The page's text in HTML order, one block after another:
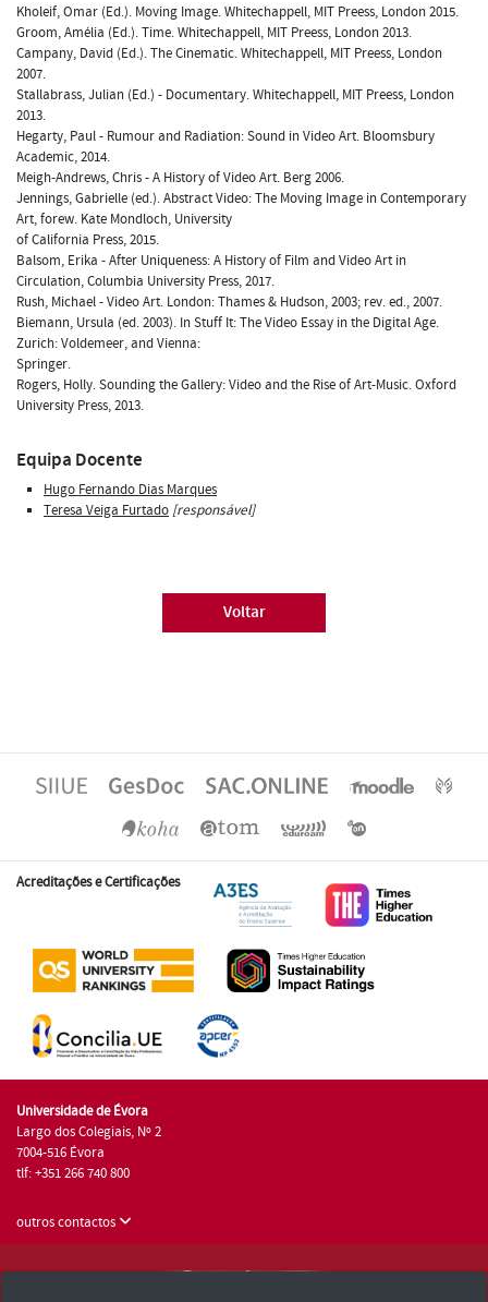
Kholeif, Omar (Ed.). Moving Image. Whitechappell, MIT Preess, London 2015.
Groom, Amélia (Ed.). Time. Whitechappell, MIT Preess, London 2013.
Campany, David (Ed.). The Cinematic. Whitechappell, MIT Preess, London
2007.
Stallabrass, Julian (Ed.) - Documentary. Whitechappell, MIT Preess, London
2013.
Hegarty, Paul - Rumour and Radiation: Sound in Video Art. Bloomsbury
Academic, 2014.
Meigh-Andrews, Chris - A History of Video Art. Berg 2006.
Jennings, Gabrielle (ed.). Abstract Video: The Moving Image in Contemporary
Art, forew. Kate Mondloch, University
of California Press, 2015.
Balsom, Erika - After Uniqueness: A History of Film and Video Art in
Circulation, Columbia University Press, 2017.
Rush, Michael - Video Art. London: Thames & Hudson, 2003; rev. ed., 2007.
Biemann, Ursula (ed. 2003). In Stuff It: The Video Essay in the Digital Age.
Zurich: Voldemeer, and Vienna:
Springer.
Rogers, Holly. Sounding the Gallery: Video and the Rise of Art-Music. Oxford
University Press, 2013.
Equipa Docente
Hugo Fernando Dias Marques
Teresa Veiga Furtado [responsável]
Voltar
Acreditações e Certificações
Universidade de Évora
Largo dos Colegiais, Nº 2
7004-516 Évora
tlf: +351 266 740 800
outros contactos